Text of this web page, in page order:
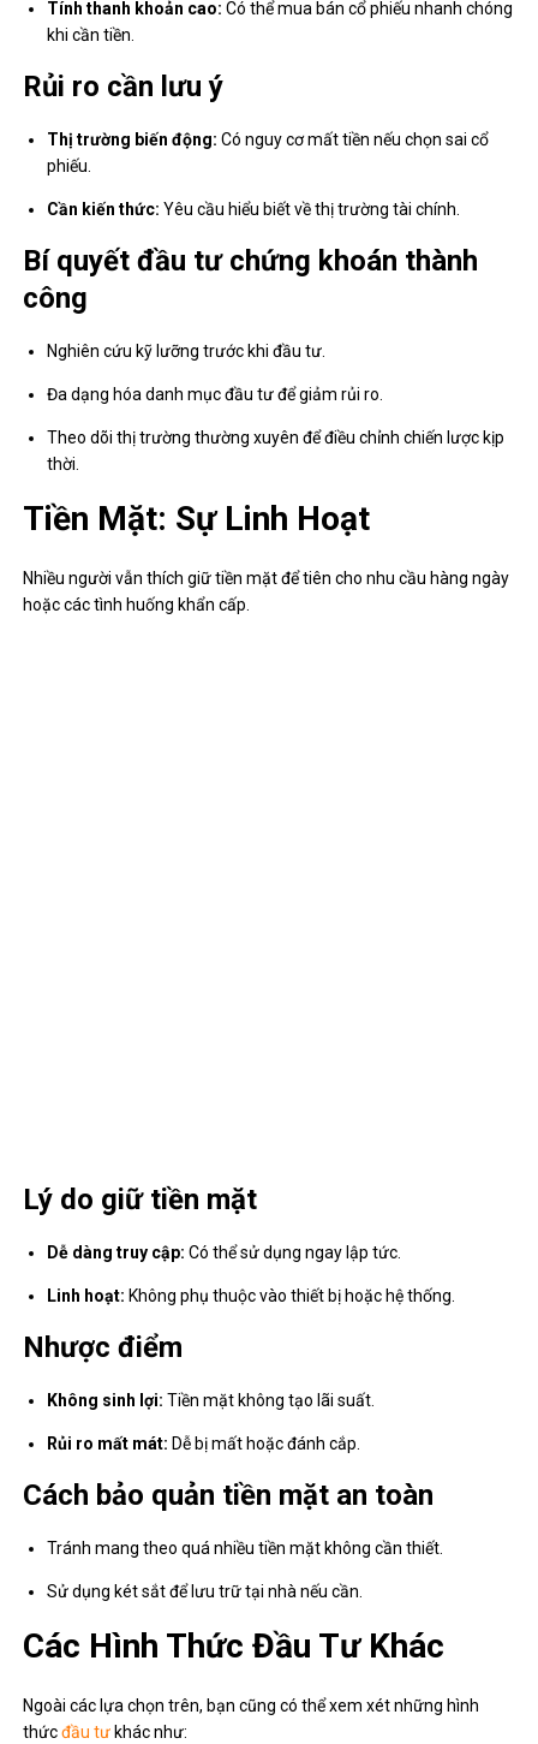
Tính thanh khoản cao: Có thể mua bán cổ phiếu nhanh chóng
khi cần tiền.
Rủi ro cần lưu ý
Thị trường biến động: Có nguy cơ mất tiền nếu chọn sai cổ
phiếu.
Cần kiến thức: Yêu cầu hiểu biết về thị trường tài chính.
Bí quyết đầu tư chứng khoán thành
công
Nghiên cứu kỹ lưỡng trước khi đầu tư.
Đa dạng hóa danh mục đầu tư để giảm rủi ro.
Theo dõi thị trường thường xuyên để điều chỉnh chiến lược kịp
thời.
Tiền Mặt: Sự Linh Hoạt
Nhiều người vẫn thích giữ tiền mặt để tiên cho nhu cầu hàng ngày
hoặc các tình huống khẩn cấp.
Lý do giữ tiền mặt
Dễ dàng truy cập: Có thể sử dụng ngay lập tức.
Linh hoạt: Không phụ thuộc vào thiết bị hoặc hệ thống.
Nhược điểm
Không sinh lợi: Tiền mặt không tạo lãi suất.
Rủi ro mất mát: Dễ bị mất hoặc đánh cắp.
Cách bảo quản tiền mặt an toàn
Tránh mang theo quá nhiều tiền mặt không cần thiết.
Sử dụng két sắt để lưu trữ tại nhà nếu cần.
Các Hình Thức Đầu Tư Khác
Ngoài các lựa chọn trên, bạn cũng có thể xem xét những hình
thứcđầu tư khác như: